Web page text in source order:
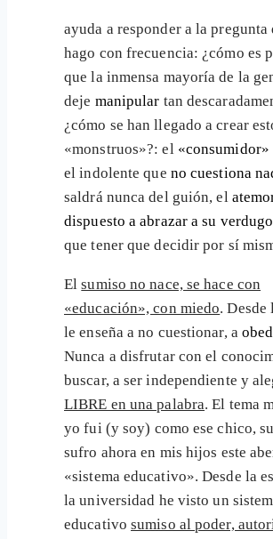
ayuda a responder a la pregunta
hago con frecuencia: ¿cómo es
que la inmensa mayoría de la
deje manipular tan
¿cómo se han llegado a crear
«monstruos»?: el «consumidor»
el indolente que no cuestiona
saldrá nunca del guión, el
dispuesto a abrazar a su verdugo
que tener que decidir por sí
Elsumiso no nace, se hace con
«educación», con miedo. Desde
le enseña a no cuestionar, a
Nunca a disfrutar con el
buscar, a ser independiente y
LIBRE en una palabra. El tema
yo fui (y soy) como ese chico,
sufro ahora en mis hijos este
«sistema educativo». Desde la
la universidad he visto un
educativosumiso al poder,